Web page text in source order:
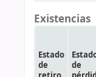
Existencias
Estado
de
de